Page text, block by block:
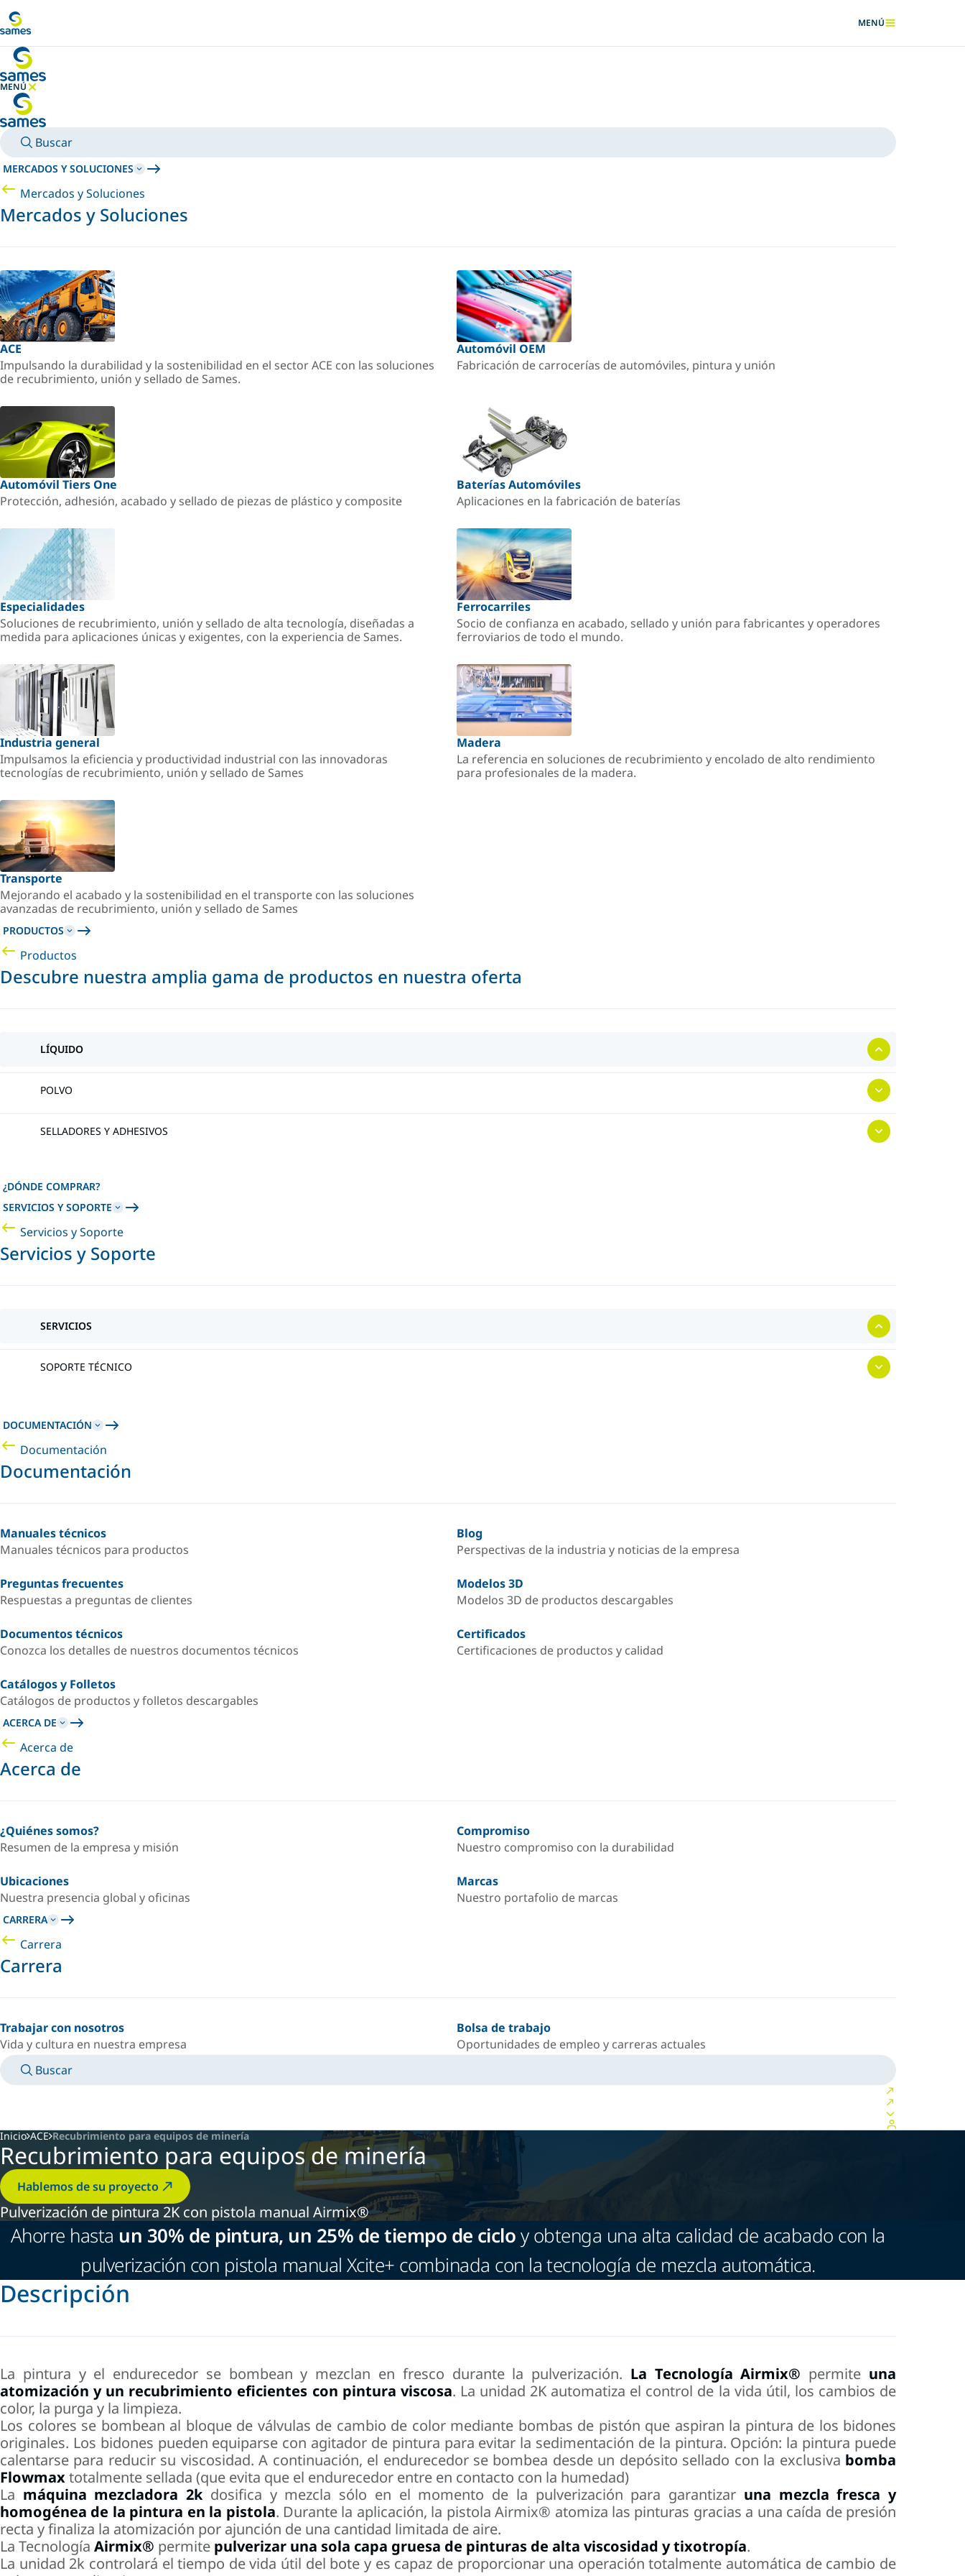
MOSTRAR
MENÚ
MENÚ
OCULTAR MENÚ
Buscar
MERCADOS Y SOLUCIONES
Mercados y Soluciones
Mercados y Soluciones
ACE
Impulsando la durabilidad y la sostenibilidad en el sector ACE con las soluciones
de recubrimiento, unión y sellado de Sames.
Automóvil OEM
Fabricación de carrocerías de automóviles, pintura y unión
Automóvil Tiers One
Protección, adhesión, acabado y sellado de piezas de plástico y composite
Baterías Automóviles
Aplicaciones en la fabricación de baterías
Especialidades
Soluciones de recubrimiento, unión y sellado de alta tecnología, diseñadas a
medida para aplicaciones únicas y exigentes, con la experiencia de Sames.
Ferrocarriles
Socio de confianza en acabado, sellado y unión para fabricantes y operadores
ferroviarios de todo el mundo.
Industria general
Impulsamos la eficiencia y productividad industrial con las innovadoras
tecnologías de recubrimiento, unión y sellado de Sames
Madera
La referencia en soluciones de recubrimiento y encolado de alto rendimiento
para profesionales de la madera.
Transporte
Mejorando el acabado y la sostenibilidad en el transporte con las soluciones
avanzadas de recubrimiento, unión y sellado de Sames
PRODUCTOS
Productos
Descubre nuestra amplia gama de productos en nuestra oferta
LÍQUIDO
POLVO
SELLADORES Y ADHESIVOS
¿DÓNDE COMPRAR?
SERVICIOS Y SOPORTE
Servicios y Soporte
Servicios y Soporte
SERVICIOS
SOPORTE TÉCNICO
DOCUMENTACIÓN
Documentación
Documentación
Manuales técnicos
Manuales técnicos para productos
Blog
Perspectivas de la industria y noticias de la empresa
Preguntas frecuentes
Respuestas a preguntas de clientes
Modelos 3D
Modelos 3D de productos descargables
Documentos técnicos
Conozca los detalles de nuestros documentos técnicos
Certificados
Certificaciones de productos y calidad
Catálogos y Folletos
Catálogos de productos y folletos descargables
ACERCA DE
Acerca de
Acerca de
¿Quiénes somos?
Resumen de la empresa y misión
Compromiso
Nuestro compromiso con la durabilidad
Ubicaciones
Nuestra presencia global y oficinas
Marcas
Nuestro portafolio de marcas
CARRERA
Carrera
Carrera
Trabajar con nosotros
Vida y cultura en nuestra empresa
Bolsa de trabajo
Oportunidades de empleo y carreras actuales
Buscar
Inicio ACE Recubrimiento para equipos de minería
Recubrimiento para equipos de minería
Hablemos de su proyecto
Pulverización de pintura 2K con pistola manual Airmix®
Ahorre hasta un 30% de pintura, un 25% de tiempo de cicloy obtenga una alta calidad de acabado con la
pulverización con pistola manual Xcite+ combinada con la tecnología de mezcla automática.
Descripción
La pintura y el endurecedor se bombean y mezclan en fresco durante la pulverización. La TecnologíaAirmix® permite una
atomización y un recubrimiento eficientes con pintura viscosa. La unidad 2K automatiza el control de la vida útil, los cambios de
color, la purga y la limpieza.
Los colores se bombean al bloque de válvulas de cambio de color mediante bombas de pistón que aspiran la pintura de los bidones
originales. Los bidones pueden equiparse con agitador de pintura para evitar la sedimentación de la pintura. Opción: la pintura puede
calentarse para reducir su viscosidad. A continuación, el endurecedor se bombea desde un depósito sellado con la exclusiva bomba
Flowmaxtotalmente sellada (que evita que el endurecedor entre en contacto con la humedad)
La máquina mezcladora 2k dosifica y mezcla sólo en el momento de la pulverización para garantizar una mezcla fresca y
homogénea de la pintura en la pistola. Durante la aplicación, la pistola Airmix® atomiza las pinturas gracias a una caída de presión
recta y finaliza la atomización por ajunción de una cantidad limitada de aire.
La Tecnología Airmix® permite pulverizar una sola capa gruesa de pinturas de alta viscosidad y tixotropía.
La unidad 2k controlará el tiempo de vida útil del bote y es capaz de proporcionar una operación totalmente automática de cambio de